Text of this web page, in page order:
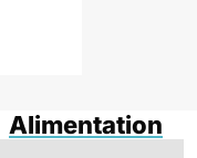
Alimentation